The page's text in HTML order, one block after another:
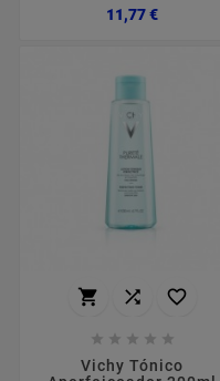
11,77 €Preço
  
    
Vichy Tónico